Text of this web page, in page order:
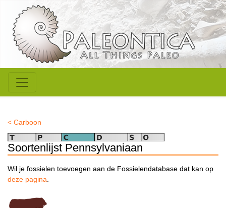
< Carboon
Soortenlijst Pennsylvaniaan
Wil je fossielen toevoegen aan de Fossielendatabase dat kan op
deze pagina.